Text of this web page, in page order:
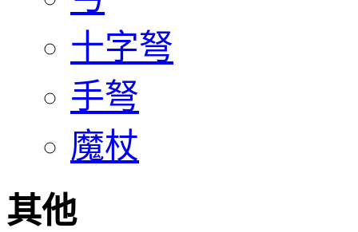
十字弩
手弩
魔杖
其他